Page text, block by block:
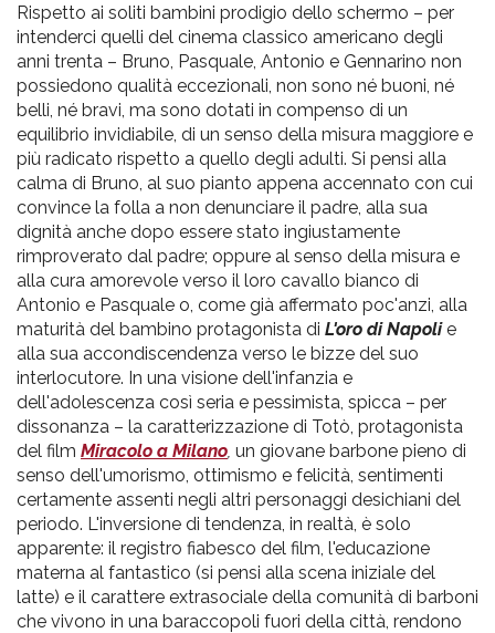
Rispetto ai soliti bambini prodigio dello schermo – per
intenderci quelli del cinema classico americano degli
anni trenta – Bruno, Pasquale, Antonio e Gennarino non
possiedono qualità eccezionali, non sono né buoni, né
belli, né bravi, ma sono dotati in compenso di un
equilibrio invidiabile, di un senso della misura maggiore e
più radicato rispetto a quello degli adulti. Si pensi alla
calma di Bruno, al suo pianto appena accennato con cui
convince la folla a non denunciare il padre, alla sua
dignità anche dopo essere stato ingiustamente
rimproverato dal padre; oppure al senso della misura e
alla cura amorevole verso il loro cavallo bianco di
Antonio e Pasquale o, come già affermato poc'anzi, alla
maturità del bambino protagonista di L'oro di Napoli e
alla sua accondiscendenza verso le bizze del suo
interlocutore. In una visione dell'infanzia e
dell'adolescenza così seria e pessimista, spicca – per
dissonanza – la caratterizzazione di Totò, protagonista
del film Miracolo a Milano, un giovane barbone pieno di
senso dell'umorismo, ottimismo e felicità, sentimenti
certamente assenti negli altri personaggi desichiani del
periodo. L'inversione di tendenza, in realtà, è solo
apparente: il registro fiabesco del film, l'educazione
materna al fantastico (si pensi alla scena iniziale del
latte) e il carattere extrasociale della comunità di barboni
che vivono in una baraccopoli fuori della città, rendono